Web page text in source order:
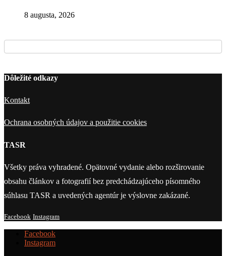
8 augusta, 2026
Dôležité odkazy
Kontakt
Ochrana osobných údajov a použitie cookies
TASR
Všetky práva vyhradené. Opätovné vydanie alebo rozširovanie
obsahu článkov a fotografií bez predchádzajúceho písomného
súhlasu TASR a uvedených agentúr je výslovne zakázané.
Facebook Instagram
Facebook
Instagram